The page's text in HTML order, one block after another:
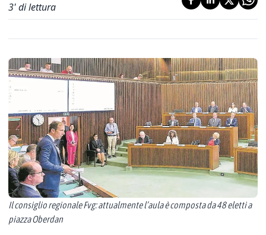
3' di lettura
Il consiglio regionale Fvg: attualmente l’aula è composta da 48 eletti a
piazza Oberdan